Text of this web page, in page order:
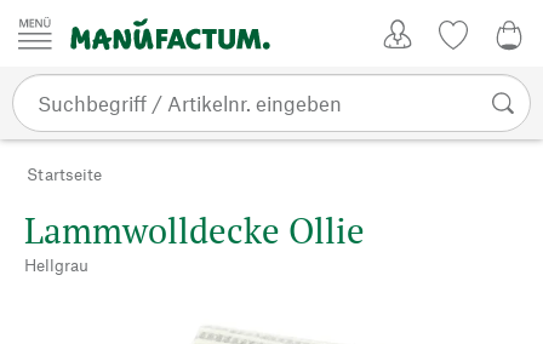
Zum Inhalt springen
Startseite
Lammwolldecke Ollie
Hellgrau